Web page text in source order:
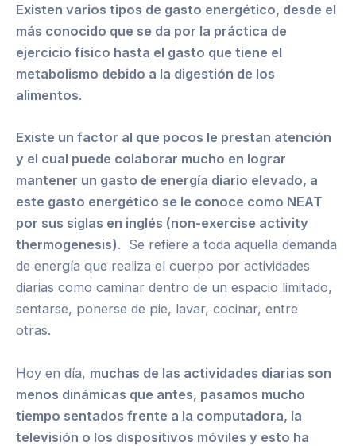
Existen varios tipos de gasto energético, desde el
más conocido que se da por la práctica de
ejercicio físico hasta el gasto que tiene el
metabolismo debido a la digestión de los
alimentos.
Existe un factor al que pocos le prestan atención
y el cual puede colaborar mucho en lograr
mantener un gasto de energía diario elevado, a
este gasto energético se le conoce como NEAT
por sus siglas en inglés (non-exercise activity
thermogenesis). Se refiere a toda aquella demanda
de energía que realiza el cuerpo por actividades
diarias como caminar dentro de un espacio limitado,
sentarse, ponerse de pie, lavar, cocinar, entre
otras.
Hoy en día, muchas de las actividades diarias son
menos dinámicas que antes, pasamos mucho
tiempo sentados frente a la computadora, la
televisión o los dispositivos móviles y esto ha